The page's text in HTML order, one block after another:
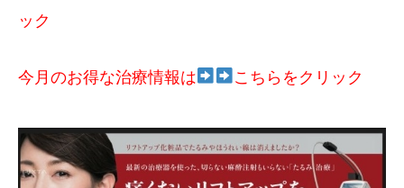
ック
今月のお得な治療情報は こちらをクリック